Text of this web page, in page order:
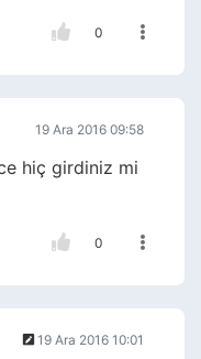
0
19 Ara 2016 09:58
hiç girdiniz mi
0
19 Ara 2016 10:01